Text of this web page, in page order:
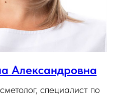
Александровна
специалист по